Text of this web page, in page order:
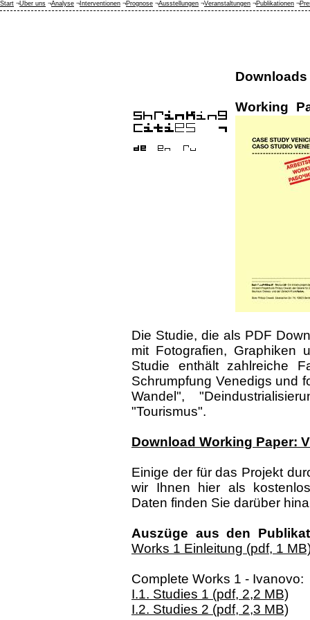
Downloads
Working
Die Studie, die als PDF
mit Fotografien, Graphiken
Studie enthält zahlreiche
Schrumpfung Venedigs und
Wandel",
"Tourismus".
Download Working Paper:
Einige der für das Projekt
wir Ihnen hier als
Daten finden Sie darüber
Auszüge aus den
Works 1 Einleitung (pdf, 1
Complete Works 1 - Ivanovo:
I.1. Studies 1 (pdf, 2,2 MB)
I.2. Studies 2 (pdf, 2,3 MB)
Start ¬Über uns ¬Analyse ¬ Interventionen ¬Prognose ¬Ausstellungen ¬Veranstaltungen ¬Publikationen ¬